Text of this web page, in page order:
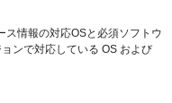
ス情報の対応OSと必須ソフトウ
ンで対応している OS および